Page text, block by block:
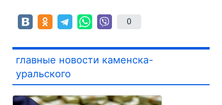
0
главные новости каменска-
уральского